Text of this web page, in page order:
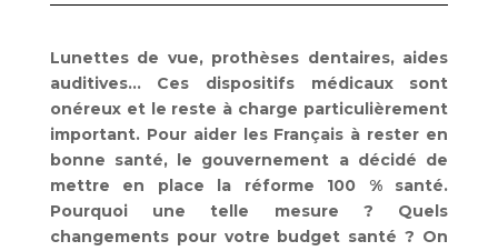
Lunettes de vue, prothèses dentaires, aides
auditives… Ces dispositifs médicaux sont
onéreux et le reste à charge particulièrement
important. Pour aider les Français à rester en
bonne santé, le gouvernement a décidé de
mettre en place la réforme 100 % santé.
Pourquoi une telle mesure ? Quels
changements pour votre budget santé ? On